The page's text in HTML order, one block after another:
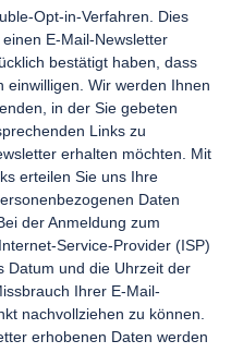
Opt-in-Verfahren. Dies
E-Mail-Newsletter
bestätigt haben, dass
einwilligen. Wir werden Ihnen
in der Sie gebeten
Links zu
erhalten möchten. Mit
erteilen Sie uns Ihre
Daten
der Anmeldung zum
Service-Provider (ISP)
Datum und die Uhrzeit der
Ihrer E-Mail-
nachvollziehen zu können.
erhobenen Daten werden